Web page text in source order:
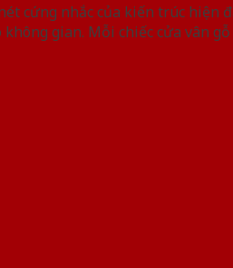
cứng nhắc của kiến trúc hiện
gian. Mỗi chiếc cửa vân